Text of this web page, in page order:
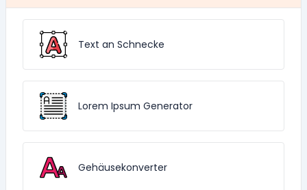
Text an Schnecke
Lorem Ipsum Generator
Gehäusekonverter